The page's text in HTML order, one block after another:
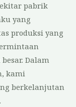
pabrik
yang
produksi yang
Dalam
kami
berkelanjutan